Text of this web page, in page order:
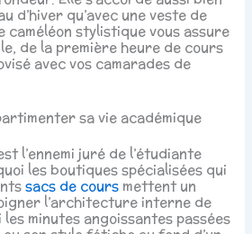
d’hiver qu’avec une veste de
caméléon stylistique vous assure
de la première heure de cours
avec vos camarades de
sa vie académique
l’ennemi juré de l’étudiante
les boutiques spécialisées qui
sacs de cours mettent un
l’architecture interne de
minutes angoissantes passées